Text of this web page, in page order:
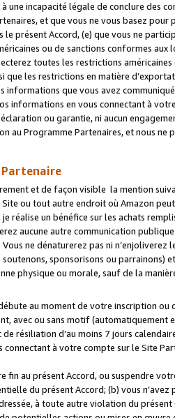
une incapacité légale de conclure des
et que vous ne vous basez
le présent Accord, (e) que vous ne
ou de sanctions conformes
toutes les restrictions
que les restrictions en matière
informations que vous avez
informations en vous connectant à
ou garantie, ni aucun
au Programme Partenaires, et nous
Partenaire
et de façon visible la mention
ou tout autre endroit où Amazon
réalise un bénéfice sur les achats
aucune autre communication
ne dénaturerez pas ni
sponsorisons ou parrainons)
physique ou morale, sauf de la
au moment de votre inscription
avec ou sans motif (automatiquement
résiliation d’au moins 7 jours
connectant à votre compte sur le Site
fin au présent Accord, ou suspendre
du présent Accord; (b) vous
à toute autre violation du